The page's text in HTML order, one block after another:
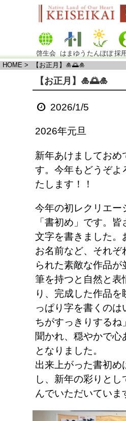
啓生会 はまゆう たんぽぽ採
HOME > 【お正月】🎍🌅🎍
【お正月】🎍🌅🎍
2026/1/5
2026年元旦
新年あけましておめ
す。今年もどうぞよ
たします！！
今年の初レクリエー
「書初め」です。
文字を書きました。
お名前など、それぞ
られた素敵な作品が
筆を持つと自然と表
り、完成した作品を
っぱり字を書くのは
ちがすっきりするね
聞かれ、穏やかで心
となりました。
出来上がった書初め
し、新年の彩りとし
んでいただいていま